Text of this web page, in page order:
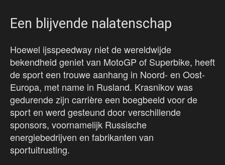
Een blijvende nalatenschap
Hoewel ijsspeedway niet de wereldwijde
bekendheid geniet van MotoGP of Superbike, heeft
de sport een trouwe aanhang in Noord- en Oost-
Europa, met name in Rusland. Krasnikov was
gedurende zijn carrière een boegbeeld voor de
sport en werd gesteund door verschillende
sponsors, voornamelijk Russische
energiebedrijven en fabrikanten van
sportuitrusting.